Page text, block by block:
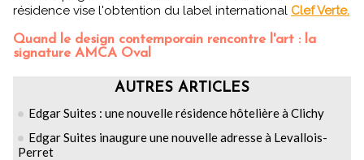
résidence vise l'obtention du label international Clef Verte.
Quand le design contemporain rencontre l'art : la
signature AMCA Oval
AUTRES ARTICLES
Edgar Suites : une nouvelle résidence hôtelière à Clichy
Edgar Suites inaugure une nouvelle adresse à Levallois-
Perret